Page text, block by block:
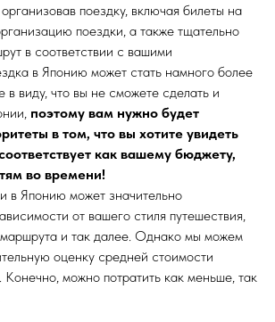
поездку, включая билеты на
поездки, а также тщательно
в соответствии с вашими
в Японию может стать намного более
в виду, что вы не сможете сделать и
поэтому вам нужно будет
в том, что вы хотите увидеть
как вашему бюджету,
во времени!
в Японию может значительно
от вашего стиля путешествия,
и так далее. Однако мы можем
оценку средней стоимости
можно потратить как меньше, так